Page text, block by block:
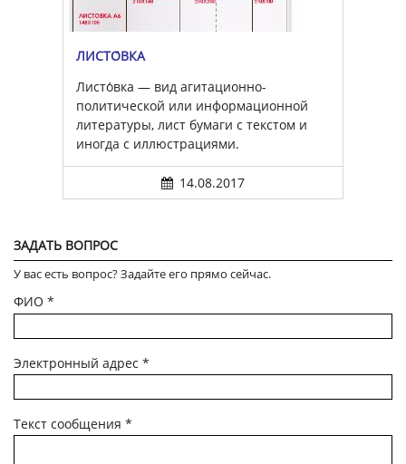
ЛИСТО́ВКА
Листо́вка — вид агитационно-
политической или информационной
литературы, лист бумаги с текстом и
иногда с иллюстрациями.
14.08.2017
ЗАДАТЬ ВОПРОС
У вас есть вопрос? Задайте его прямо сейчас.
ФИО *
Электронный адрес *
Текст сообщения *